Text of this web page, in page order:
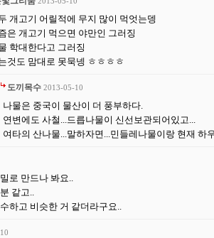
개고기 어릴적에 무지 많이 먹엇는뎅
은 개고기 먹으면 야만인 그러징
학대한다고 그러징
것도 맘대로 못묵넹 ㅎㅎㅎㅎ
도끼목수 2013-05-10
나물은 중국이 물산이 더 풍부하다.
연변에도 사철...드릅나물이 신선보관되어있고...
여타의 산나물...말하자면...민들레나물이랑 현재 하
로 만드나 봐요..
같고..
하고 비슷한 거 같더라구요..